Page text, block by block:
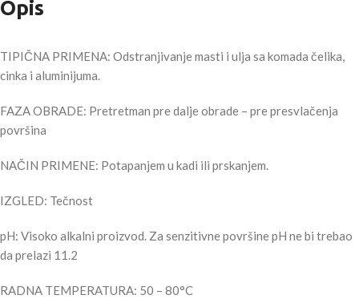
Opis
TIPIČNA PRIMENA: Odstranjivanje masti i ulja sa komada čelika,
cinka i aluminijuma.
FAZA OBRADE: Pretretman pre dalje obrade – pre presvlačenja
površina
NAČIN PRIMENE: Potapanjem u kadi ili prskanjem.
IZGLED: Tečnost
pH: Visoko alkalni proizvod. Za senzitivne površine pH ne bi trebao
da prelazi 11.2
RADNA TEMPERATURA: 50 – 80°C